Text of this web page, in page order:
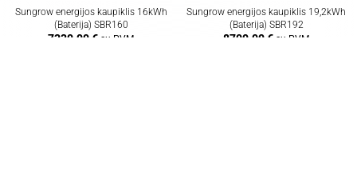
Sungrow energijos kaupiklis 16kWh
(Baterija) SBR160
7330,00 € su PVM
Sungrow energijos kaupiklis 19,2kWh
(Baterija) SBR192
8700,00 € su PVM